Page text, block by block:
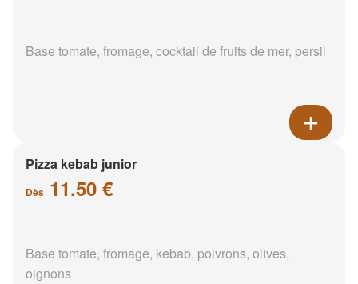
Base tomate, fromage, cocktail de fruits de mer, persil
Pizza kebab junior
Dès 11.50 €
Base tomate, fromage, kebab, poivrons, olives,
oignons